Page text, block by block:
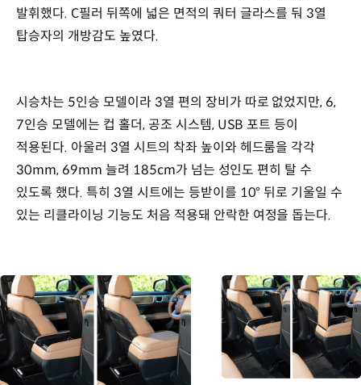
발휘했다. C필러 뒤쪽에 넓은 면적의 쿼터 글라스를 둬 3열
탑승자의 개방감도 높였다.
시승차는 5인승 모델이라 3열 편의 장비가 따로 없었지만, 6,
7인승 모델에는 컵 홀더, 공조 시스템, USB 포트 등이
적용된다. 아울러 3열 시트의 착좌 높이와 헤드룸을 각각
30mm, 69mm 늘려 185cm가 넘는 성인도 편히 탈 수
있도록 했다. 특히 3열 시트에는 등받이를 10° 뒤로 기울일 수
있는 리클라이닝 기능도 처음 적용돼 안락한 여정을 돕는다.